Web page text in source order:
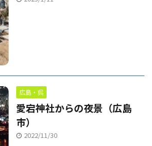
広島・呉
愛宕神社からの夜景（広島
市）
2022/11/30